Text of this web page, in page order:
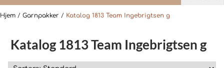
Hjem / Garnpakker / Katalog 1813 Team Ingebrigtsen g
Katalog 1813 Team Ingebrigtsen g